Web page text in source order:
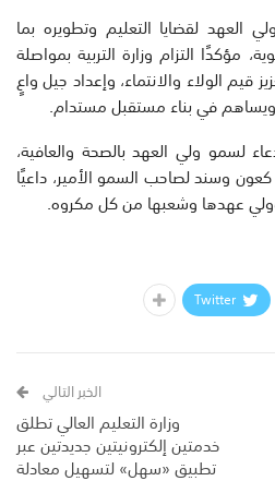
العهد لقضايا التعليم وتطويره بما
مؤكدًا التزام وزارة التربية بمواصلة
قيم الولاء والانتماء، وإعداد جيل واعٍ
ويساهم في بناء مستقبل مستدام.
لسمو ولي العهد بالصحة والعافية،
وسند لصاحب السمو الأمير، داعيًا
عهدها وشعبها من كل مكروه.
Twitter
الخبر التالي
وزارة التعليم العالي تطلق
خدمتين إلكترونيتين جديدتين عبر
تطبيق «سهل» لتسهيل معادلة